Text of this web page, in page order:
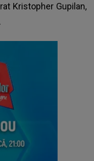
Kristopher Gupilan,